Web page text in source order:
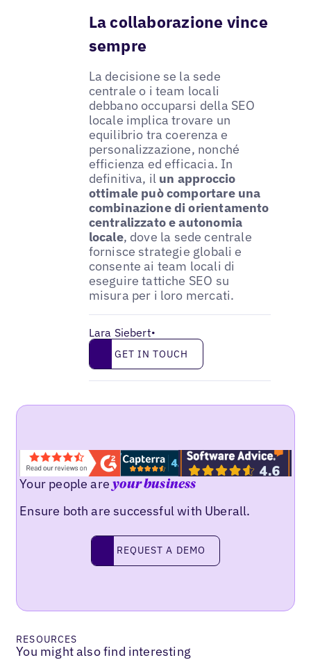
La collaborazione vince
sempre
La decisione se la sede
centrale o i team locali
debbano occuparsi della SEO
locale implica trovare un
equilibrio tra coerenza e
personalizzazione, nonché
efficienza ed efficacia. In
definitiva, il un approccio
ottimale può comportare una
combinazione di orientamento
centralizzato e autonomia
locale, dove la sede centrale
fornisce strategie globali e
consente ai team locali di
eseguire tattiche SEO su
misura per i loro mercati.
Lara Siebert•
Get in touch
GET IN TOUCH
Your people areyour business
Ensure both are successful with Uberall.
Request a demo
REQUEST A DEMO
RESOURCES
You might also find interesting